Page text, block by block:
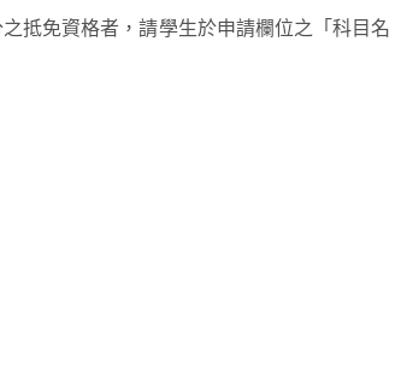
抵免資格者，請學生於申請欄位之「科目名